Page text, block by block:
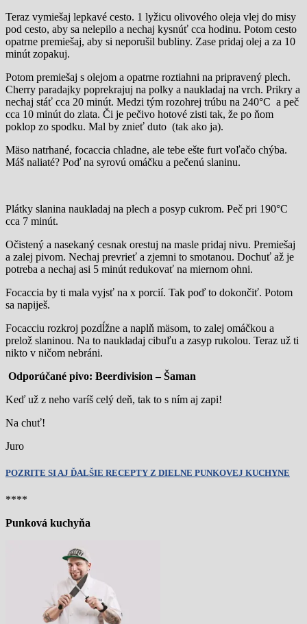
Teraz vymiešaj lepkavé cesto. 1 lyžicu olivového oleja vlej do misy
pod cesto, aby sa nelepilo a nechaj kysnúť cca hodinu. Potom cesto
opatrne premiešaj, aby si neporušil bubliny. Zase pridaj olej a za 10
minút zopakuj.
Potom premiešaj s olejom a opatrne roztiahni na pripravený plech.
Cherry paradajky poprekrajuj na polky a naukladaj na vrch. Prikry a
nechaj stáť cca 20 minút. Medzi tým rozohrej trúbu na 240°C a peč
cca 10 minút do zlata. Či je pečivo hotové zisti tak, že po ňom
poklop zo spodku. Mal by znieť duto (tak ako ja).
Mäso natrhané, focaccia chladne, ale tebe ešte furt voľačo chýba.
Máš naliaté? Poď na syrovú omáčku a pečenú slaninu.
Plátky slanina naukladaj na plech a posyp cukrom. Peč pri 190°C
cca 7 minút.
Očistený a nasekaný cesnak orestuj na masle pridaj nivu. Premiešaj
a zalej pivom. Nechaj prevrieť a zjemni to smotanou. Dochuť až je
potreba a nechaj asi 5 minút redukovať na miernom ohni.
Focaccia by ti mala vyjsť na x porcií. Tak poď to dokončiť. Potom
sa napiješ.
Focacciu rozkroj pozdĺžne a naplň mäsom, to zalej omáčkou a
prelož slaninou. Na to naukladaj cibuľu a zasyp rukolou. Teraz už ti
nikto v ničom nebráni.
Odporúčané pivo: Beerdivision – Šaman
Keď už z neho varíš celý deň, tak to s ním aj zapi!
Na chuť!
Juro
POZRITE SI AJ ĎALŠIE RECEPTY Z DIELNE PUNKOVEJ KUCHYNE
****
Punková kuchyňa